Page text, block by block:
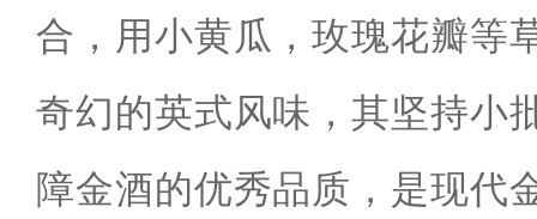
合，用小黄瓜，玫瑰花瓣等
奇幻的英式风味，其坚持小
障金酒的优秀品质，是现代